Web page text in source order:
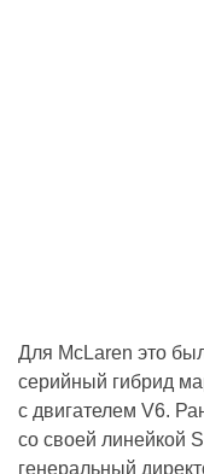
Для McLaren это
серийный гибрид
с двигателем V6.
со своей линейкой
генеральный